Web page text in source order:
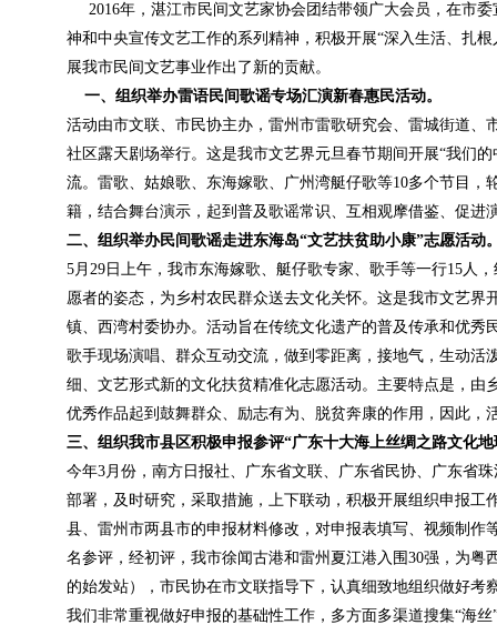
2016年，湛江市民间文艺家协会团结带领广大会员，在市
神和中央宣传文艺工作的系列精神，积极开展“深入生活、扎
展我市民间文艺事业作出了新的贡献。
一、组织举办雷语民间歌谣专场汇演新春惠民活动。
活动由市文联、市民协主办，雷州市雷歌研究会、雷城街道
社区露天剧场举行。这是我市文艺界元旦春节期间开展“我们
流。雷歌、姑娘歌、东海嫁歌、广州湾艇仔歌等10多个节目
籍，结合舞台演示，起到普及歌谣常识、互相观摩借鉴、促进
二、组织举办民间歌谣走进东海岛“文艺扶贫助小康”志愿活动
5月29日上午，我市东海嫁歌、艇仔歌专家、歌手等一行15人
愿者的姿态，为乡村农民群众送去文化关怀。这是我市文艺
镇、西湾村委协办。活动旨在传统文化遗产的普及传承和优
歌手现场演唱、群众互动交流，做到零距离，接地气，生动
细、文艺形式新的文化扶贫精准化志愿活动。主要特点是，
优秀作品起到鼓舞群众、励志有为、脱贫奔康的作用，因此，
三、组织我市县区积极申报参评“广东十大海上丝绸之路文化
今年3月份，南方日报社、广东省文联、广东省民协、广东省
部署，及时研究，采取措施，上下联动，积极开展组织申报工
县、雷州市两县市的申报材料修改，对申报表填写、视频制
名参评，经初评，我市徐闻古港和雷州夏江港入围30强，为
的始发站），市民协在市文联指导下，认真细致地组织做好
我们非常重视做好申报的基础性工作，多方面多渠道搜集“海